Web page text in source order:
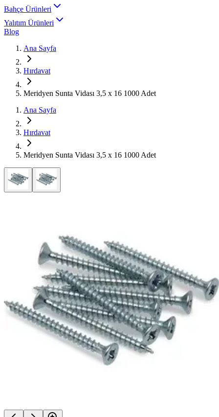
Bahçe Ürünleri
Yalıtım Ürünleri
Blog
Ana Sayfa
Hırdavat
Meridyen Sunta Vidası 3,5 x 16 1000 Adet
Ana Sayfa
Hırdavat
Meridyen Sunta Vidası 3,5 x 16 1000 Adet